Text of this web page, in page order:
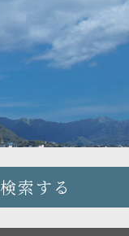
検索する